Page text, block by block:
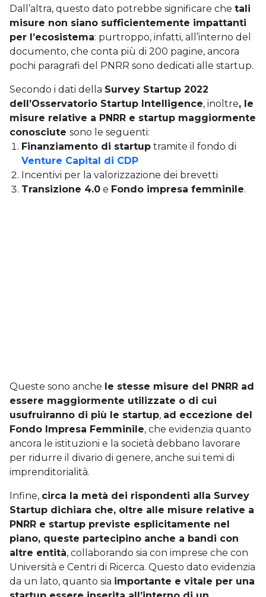
Dall’altra, questo dato potrebbe significare che tali
misure non siano sufficientemente impattanti
per l’ecosistema: purtroppo, infatti, all’interno del
documento, che conta più di 200 pagine, ancora
pochi paragrafi del PNRR sono dedicati alle startup.
Secondo i dati della Survey Startup 2022
dell’Osservatorio Startup Intelligence, inoltre, le
misure relative a PNRR e startup maggiormente
conosciute sono le seguenti:
Finanziamento di startup tramite il fondo di
Venture Capital di CDP
Incentivi per la valorizzazione dei brevetti
Transizione 4.0 e Fondo impresa femminile.
Queste sono anche le stesse misure del PNRR ad
essere maggiormente utilizzate o di cui
usufruiranno di più le startup, ad eccezione del
Fondo Impresa Femminile, che evidenzia quanto
ancora le istituzioni e la società debbano lavorare
per ridurre il divario di genere, anche sui temi di
imprenditorialità.
Infine, circa la metà dei rispondenti alla Survey
Startup dichiara che, oltre alle misure relative a
PNRR e startup previste esplicitamente nel
piano, queste partecipino anche a bandi con
altre entità, collaborando sia con imprese che con
Università e Centri di Ricerca. Questo dato evidenzia
da un lato, quanto sia importante e vitale per una